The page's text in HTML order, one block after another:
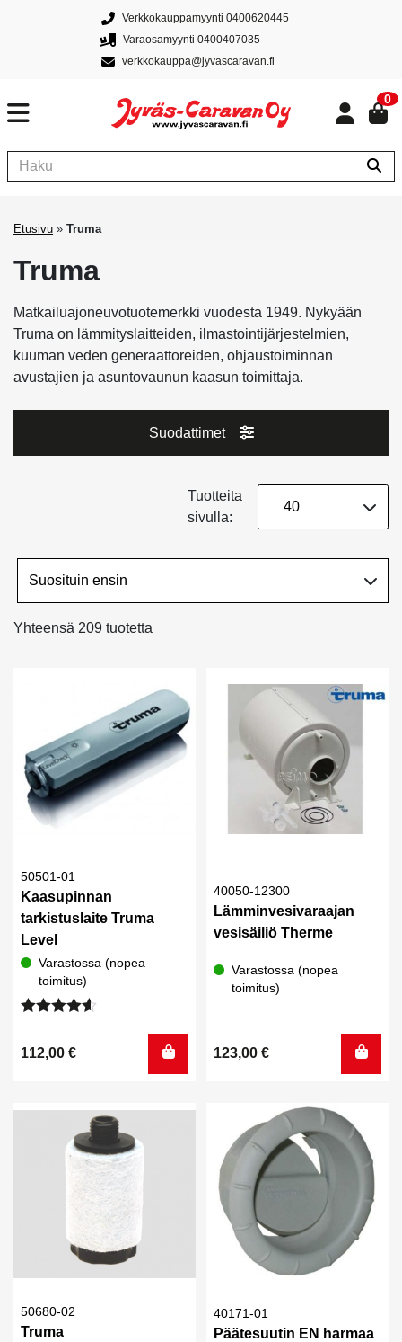
Verkkokauppamyynti 0400620445
Varaosamyynti 0400407035
verkkokauppa@jyvascaravan.fi
0
Etusivu » Truma
Truma
Matkailuajoneuvotuotemerkki vuodesta 1949. Nykyään
Truma on lämmityslaitteiden, ilmastointijärjestelmien,
kuuman veden generaattoreiden, ohjaustoiminnan
avustajien ja asuntovaunun kaasun toimittaja.
Suodattimet
Yhteensä 209 tuotetta
Tuotteita
sivulla:
50501-01
Kaasupinnan
tarkistuslaite Truma
Level
Varastossa (nopea
toimitus)
4.50/ 5
112,00 €
40050-12300
Lämminvesivaraajan
vesisäiliö Therme
Varastossa (nopea
toimitus)
123,00 €
50680-02
Truma
40171-01
Päätesuutin EN harmaa